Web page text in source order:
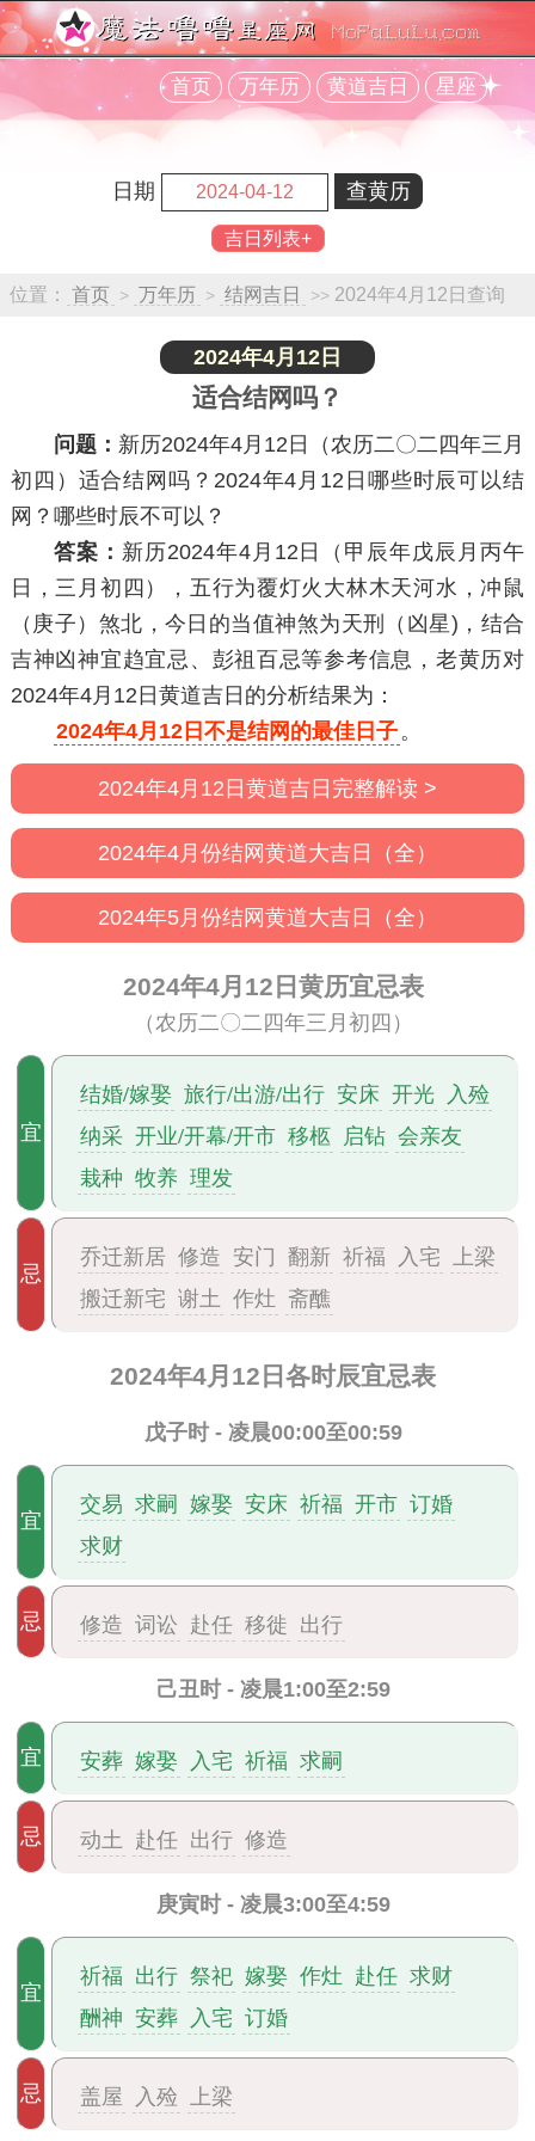
首页 万年历 黄道吉日 星座
日期
吉日列表+
位置： 首页 > 万年历 > 结网吉日 >> 2024年4月12日查询
2024年4月12日
适合结网吗？
问题： 新历2024年4月12日（农历二〇二四年三月
初四）适合结网吗？2024年4月12日哪些时辰可以结
网？哪些时辰不可以？
答案： 新历2024年4月12日（甲辰年戊辰月丙午
日，三月初四），五行为覆灯火大林木天河水，冲鼠
（庚子）煞北，今日的当值神煞为天刑（凶星)，结合
吉神凶神宜趋宜忌、彭祖百忌等参考信息，老黄历对
2024年4月12日黄道吉日的分析结果为：
2024年4月12日不是结网的最佳日子。
2024年4月12日黄道吉日完整解读 >
2024年4月份结网黄道大吉日（全）
2024年5月份结网黄道大吉日（全）
2024年4月12日黄历宜忌表
（农历二〇二四年三月初四）
宜
结婚/嫁娶 旅行/出游/出行 安床 开光 入殓
纳采 开业/开幕/开市 移柩 启钻 会亲友
栽种 牧养 理发
忌
乔迁新居 修造 安门 翻新 祈福 入宅 上梁
搬迁新宅 谢土 作灶 斋醮
2024年4月12日各时辰宜忌表
戊子时 - 凌晨00:00至00:59
宜
交易 求嗣 嫁娶 安床 祈福 开市 订婚
求财
忌 修造 词讼 赴任 移徙 出行
己丑时 - 凌晨1:00至2:59
宜 安葬 嫁娶 入宅 祈福 求嗣
忌 动土 赴任 出行 修造
庚寅时 - 凌晨3:00至4:59
宜
祈福 出行 祭祀 嫁娶 作灶 赴任 求财
酬神 安葬 入宅 订婚
忌 盖屋 入殓 上梁